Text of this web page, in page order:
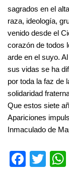
sagrados en el
raza, ideología,
venido desde el
corazón de todos
arde en el suyo.
sus vidas se ha
por toda la faz de
solidaridad
Que estos siete
Apariciones
Inmaculado de
F
T